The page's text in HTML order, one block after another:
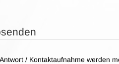
/ Kontaktaufnahme werden